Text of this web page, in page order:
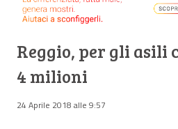
Reggio, per gli asili
4 milioni
24 Aprile 2018 alle 9:57